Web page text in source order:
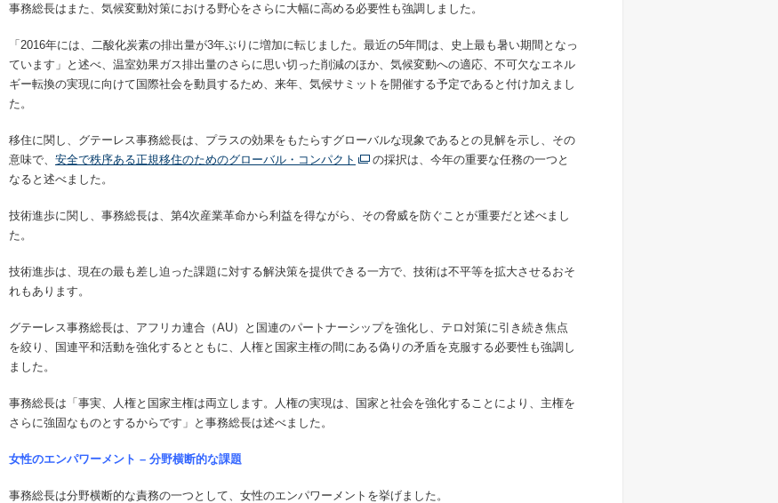
事務総長はまた、気候変動対策における野心をさらに大幅に高める必要性も強調しました。
「2016年には、二酸化炭素の排出量が3年ぶりに増加に転じました。最近の5年間は、史上最も暑い期間となっ
ています」と述べ、温室効果ガス排出量のさらに思い切った削減のほか、気候変動への適応、不可欠なエネル
ギー転換の実現に向けて国際社会を動員するため、来年、気候サミットを開催する予定であると付け加えまし
た。
移住に関し、グテーレス事務総長は、プラスの効果をもたらすグローバルな現象であるとの見解を示し、その
意味で、 安全で秩序ある正規移住のためのグローバル・コンパクト
の採択は、今年の重要な任務の一つと
なると述べました。
技術進歩に関し、事務総長は、第4次産業革命から利益を得ながら、その脅威を防ぐことが重要だと述べまし
た。
技術進歩は、現在の最も差し迫った課題に対する解決策を提供できる一方で、技術は不平等を拡大させるおそ
れもあります。
グテーレス事務総長は、アフリカ連合（AU）と国連のパートナーシップを強化し、テロ対策に引き続き焦点
を絞り、国連平和活動を強化するとともに、人権と国家主権の間にある偽りの矛盾を克服する必要性も強調し
ました。
事務総長は「事実、人権と国家主権は両立します。人権の実現は、国家と社会を強化することにより、主権を
さらに強固なものとするからです」と事務総長は述べました。
女性のエンパワーメント – 分野横断的な課題
事務総長は分野横断的な責務の一つとして、女性のエンパワーメントを挙げました。